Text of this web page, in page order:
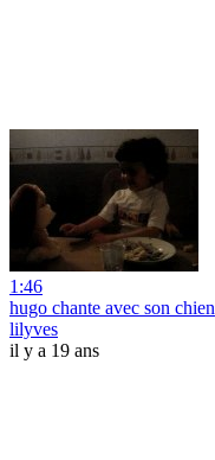
1:46
hugo chante avec son chien
lilyves
il y a 19 ans